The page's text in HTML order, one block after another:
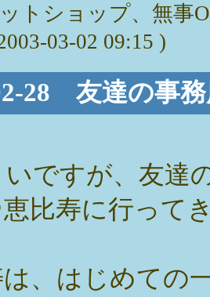
トショップ、無事
03-02 09:15 )
28 友達の事
ですが、友達
比寿に行って
、はじめての